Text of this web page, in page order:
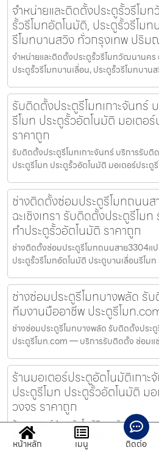
จำหน่ายและติดตั้งประตูรั้วรีโ
รั้วรีโมทอัตโนมัติ, ประตูรั้วรีโมท
รีโมทบานสวิง ทั่วกรุงเทพ ปริ
จำหน่ายและติดตั้งประตูรั้วรีโมทวัฒนานค
ประตูรั้วรีโมทบานเลื่อน, ประตูรั้วรีโมทบาน
รับติดตั้งประตูรีโมทเกาะจันทร์
รีโมท ประตูรั้วอัตโนมัติ มอเตอ
ราคาถูก
รับติดตั้งประตูรีโมทเกาะจันทร์ บริการรับติ
ประตูรีโมท ประตูรั้วอัตโนมัติ มอเตอร์ประตู
ช่างติดตั้งซ่อมประตูรีโมทถนน
ฉะเชิงเทรา รับติดตั้งประตูรีโม
ทำประตูรั้วอัตโนมัติ ราคาถูก
ช่างติดตั้งซ่อมประตูรีโมทถนนสาย3304แป
ประตูรั้วรีโมทอัตโนมัติ ประตูบานเลื่อนรีโมท
ช่างซ่อมประตูรีโมทบางพลัด รั
ทีมงานมืออาชีพ ประตูรีโมท
ช่างซ่อมประตูรีโมทบางพลัด รับติดตั้งประ
ประตูรีโมท.com — บริการรับติดตั้ง ซ่อมแ
ร้านมอเตอร์ประตูอัตโนมัติเกา
ประตูรีโมท ประตูรั้วอัตโนมัติ ม
วงจร ราคาถูก
ร้านมอเตอร์ประตูอัตโนมัติเกาะจันทร์ บริก
จำหน่ายประตูรีโมท ประตูรั้วอัตโนมัติ มอเต
หน้าหลัก เมนู ติดต่อ